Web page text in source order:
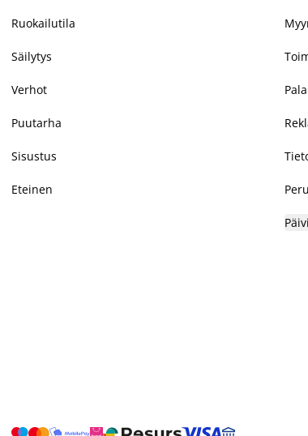
Ruokailutila
Säilytys
Verhot
Puutarha
Sisustus
Eteinen